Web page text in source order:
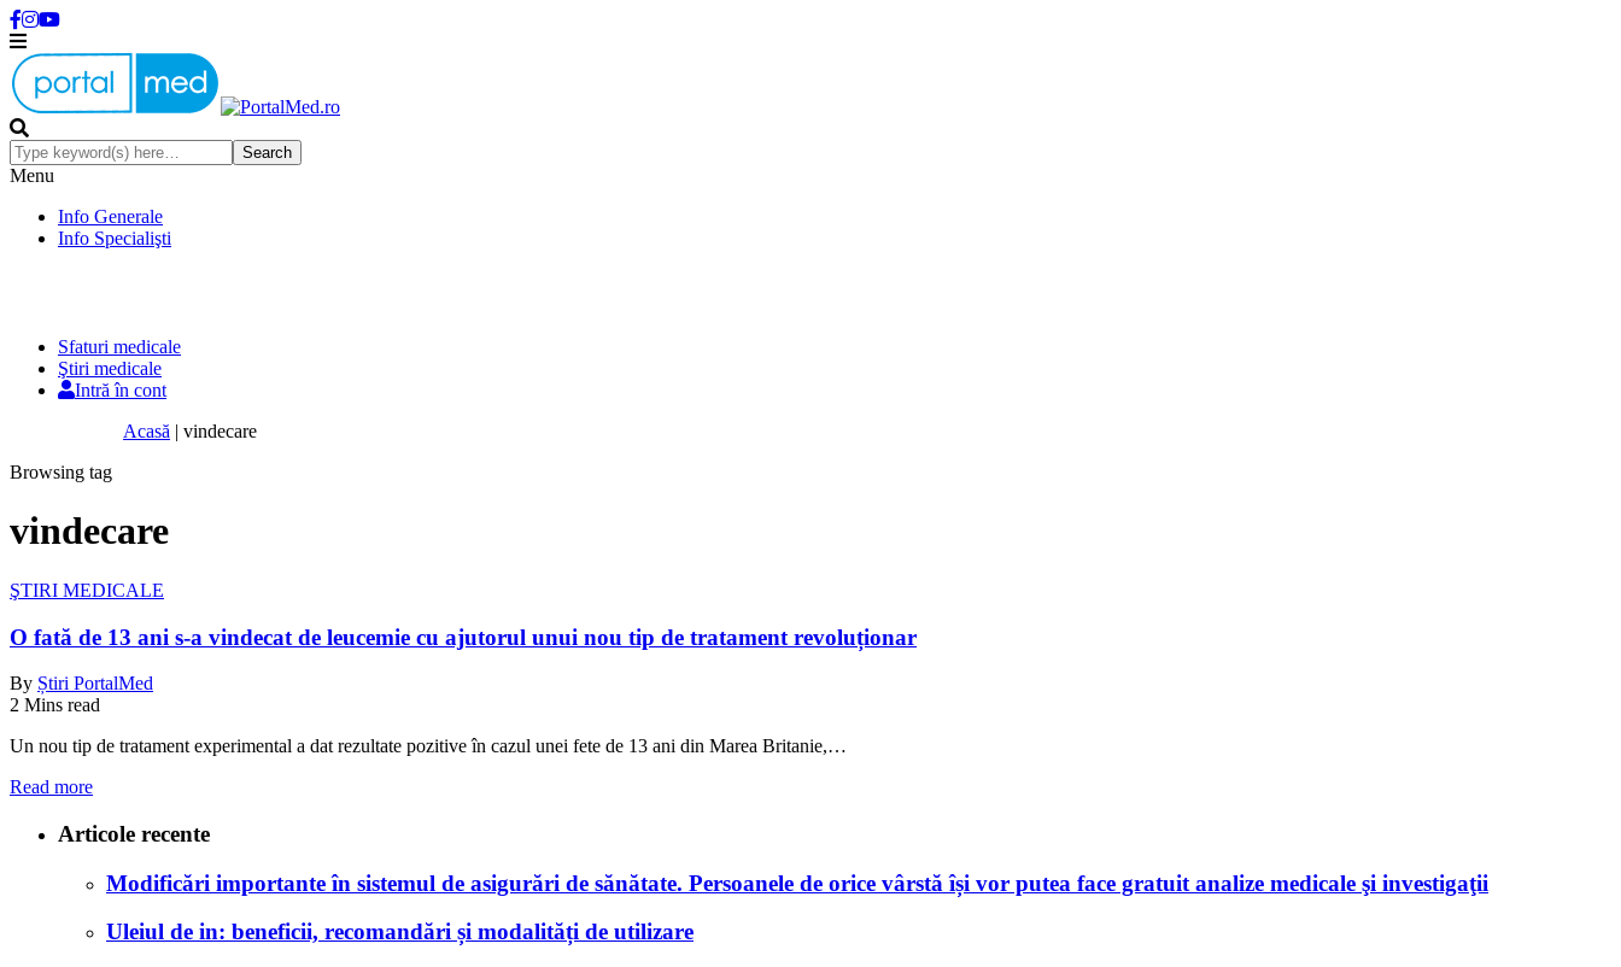
Menu
Info Generale
Info Specialişti
Sfaturi medicale
Ştiri medicale
Intră în cont
Acasă | vindecare
Browsing tag
vindecare
ŞTIRI MEDICALE
O fată de 13 ani s-a vindecat de leucemie cu ajutorul unui nou tip de tratament revoluționar
By Știri PortalMed
2 Mins read
Un nou tip de tratament experimental a dat rezultate pozitive în cazul unei fete de 13 ani din Marea Britanie,…
Read more
Articole recente
Modificări importante în sistemul de asigurări de sănătate. Persoanele de orice vârstă își vor putea face gratuit analize medicale şi investigaţii
Uleiul de in: beneficii, recomandări și modalități de utilizare